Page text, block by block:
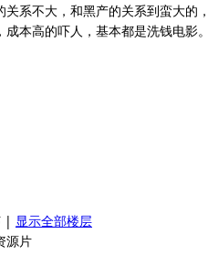
关系不大，和黑产的关系到蛮大
本高的吓人，基本都是洗钱电影。
| 显示全部楼层
源片